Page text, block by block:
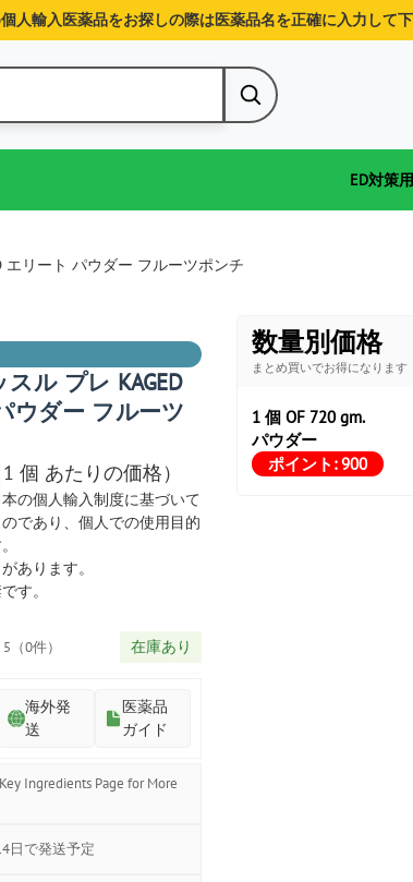
人輸入医薬品をお探しの際は医薬品名を正確に入力して下
ED対策
エリート パウダー フルーツポンチ
スル プレ KAGED
ウダー フルーツ
1 個 あたりの価格）
の個人輸入制度に基づいて
であり、個人での使用目的
あります。
す。
（0件） 在庫あり
海外発
送
医薬品
ガイド
Ingredients Page for More
日で発送予定
数量別価格
まとめ買いでお得になります
1 個 OF 720 gm.
パウダー
ポイント:900